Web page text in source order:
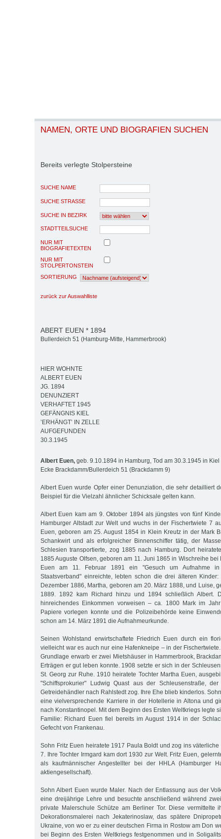
NAMEN, ORTE UND BIOGRAFIEN SUCHEN
Bereits verlegte Stolpersteine
SUCHE NAME
SUCHE STRASSE
SUCHE IN BEZIRK
STADTTEILSUCHE
NUR MIT
BIOGRAFIETEXTEN
NUR MIT
STOLPERTONSTEIN
SORTIERUNG
zurück zur Auswahlliste
ABERT EUEN * 1894
Bullerdeich 51 (Hamburg-Mitte, Hammerbrook)
HIER WOHNTE
ALBERT EUEN
JG. 1894
DENUNZIERT
VERHAFTET 1945
GEFÄNGNIS KIEL
’ERHÄNGT’ IN ZELLE
AUFGEFUNDEN
30.3.1945
Albert Euen, geb. 9.10.1894 in Hamburg, Tod am 30.3.1945 in Kiel
Ecke Brackdamm/Bullerdeich 51 (Brackdamm 9)
Albert Euen wurde Opfer einer Denunziation, die sehr detailliert
Beispiel für die Vielzahl ähnlicher Schicksale gelten kann.
Albert Euen kam am 9. Oktober 1894 als jüngstes von fünf
Hamburger Altstadt zur Welt und wuchs in der Fischertwiete 7
Euen, geboren am 25. August 1854 in Klein Kreutz in der Mark
Schankwirt und als erfolgreicher Binnenschiffer tätig, der
Schlesien transportierte, zog 1885 nach Hamburg. Dort
1885 Auguste Olfsen, geboren am 11. Juni 1865 in Wischreihe bei
Euen am 11. Februar 1891 ein "Gesuch um Aufnahme in
Staatsverband" einreichte, lebten schon die drei älteren
Dezember 1886, Martha, geboren am 20. März 1888, und Luise,
1889. 1892 kam Richard hinzu und 1894 schließlich Albert.
hinreichendes Einkommen vorweisen – ca. 1800 Mark im
Papiere vorlegen konnte und die Polizeibehörde keine
schon am 14. März 1891 die Aufnahmeurkunde.
Seinen Wohlstand erwirtschaftete Friedrich Euen durch ein
vielleicht war es auch nur eine Hafenkneipe – in der
Grundlage erwarb er zwei Mietshäuser in Hammerbrook,
Erträgen er gut leben konnte. 1908 setzte er sich in der
St. Georg zur Ruhe. 1910 heiratete Tochter Martha Euen,
"Schiffsprokurier" Ludwig Quast aus der Schleusenstraße,
Getreidehändler nach Rahlstedt zog. Ihre Ehe blieb kinderlos.
eine vielversprechende Karriere in der Hotellerie in Altona und
nach Konstantinopel. Mit dem Beginn des Ersten Weltkriegs legte
Familie: Richard Euen fiel bereits im August 1914 in der
Gefecht von Frankenau.
Sohn Fritz Euen heiratete 1917 Paula Boldt und zog ins väterliche
7. Ihre Tochter Irmgard kam dort 1930 zur Welt. Fritz Euen,
als kaufmännischer Angestellter bei der HHLA (Hamburger
aktiengesellschaft).
Sohn Albert Euen wurde Maler. Nach der Entlassung aus der
eine dreijährige Lehre und besuchte anschließend während
private Malerschule Schütze am Berliner Tor. Diese vermittelte
Dekorationsmalerei nach Jekaterinoslaw, das spätere
Ukraine, von wo er zu einer deutschen Firma in Rostow am Don
bei Beginn des Ersten Weltkriegs festgenommen und in